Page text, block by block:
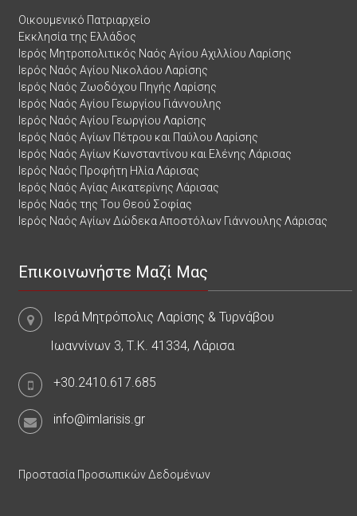
Οικουμενικό Πατριαρχείο
Εκκλησία της Ελλάδος
Ιερός Μητροπολιτικός Ναός Αγίου Αχιλλίου Λαρίσης
Ιερός Ναός Αγίου Νικολάου Λαρίσης
Ιερός Ναός Ζωοδόχου Πηγής Λαρίσης
Ιερός Ναός Αγίου Γεωργίου Γιάννουλης
Ιερός Ναός Αγίου Γεωργίου Λαρίσης
Ιερός Ναός Αγίων Πέτρου και Παύλου Λαρίσης
Ιερός Ναός Αγίων Κωνσταντίνου και Ελένης Λάρισας
Ιερός Ναός Προφήτη Ηλία Λάρισας
Ιερός Ναός Αγίας Αικατερίνης Λάρισας
Ιερός Ναός της Του Θεού Σοφίας
Ιερός Ναός Αγίων Δώδεκα Αποστόλων Γιάννουλης Λάρισας
Επικοινωνήστε Μαζί Μας
Ιερά Μητρόπολις Λαρίσης & Τυρνάβου
Ιωαννίνων 3, Τ.Κ. 41334, Λάρισα
+30.2410.617.685
info@imlarisis.gr
Προστασία Προσωπικών Δεδομένων